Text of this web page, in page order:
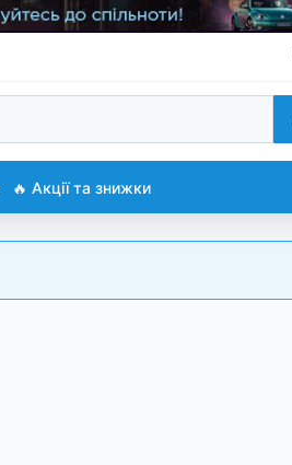
🔥 Акції та знижки